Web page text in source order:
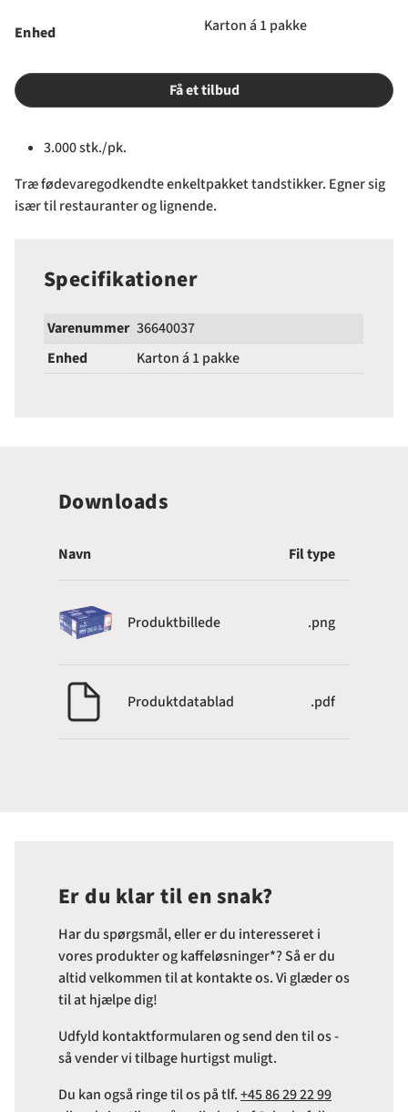
Enhed Karton á 1 pakke
Få et tilbud
3.000 stk./pk.
Træ fødevaregodkendte enkeltpakket tandstikker. Egner sig
især til restauranter og lignende.
Specifikationer
Varenummer 36640037
Enhed
Karton á 1 pakke
Downloads
Navn Fil type
Produktbillede .png
Produktdatablad .pdf
Er du klar til en snak?
Har du spørgsmål, eller er du interesseret i
vores produkter og kaffeløsninger*? Så er du
altid velkommen til at kontakte os. Vi glæder os
til at hjælpe dig!
Udfyld kontaktformularen og send den til os -
så vender vi tilbage hurtigst muligt.
Du kan også ringe til os på tlf.+45 86 29 22 99